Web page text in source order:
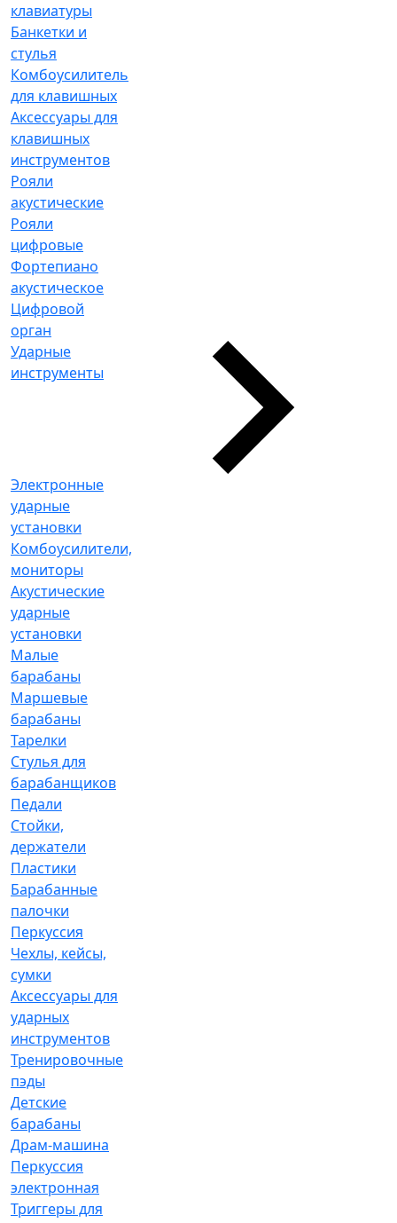
клавиатуры
Банкетки и
стулья
Комбоусилитель
для клавишных
Аксессуары для
клавишных
инструментов
Рояли
акустические
Рояли
цифровые
Фортепиано
акустическое
Цифровой
орган
Ударные
инструменты
Электронные
ударные
установки
Комбоусилители,
мониторы
Акустические
ударные
установки
Малые
барабаны
Маршевые
барабаны
Тарелки
Стулья для
барабанщиков
Педали
Стойки,
держатели
Пластики
Барабанные
палочки
Перкуссия
Чехлы, кейсы,
сумки
Аксессуары для
ударных
инструментов
Тренировочные
пэды
Детские
барабаны
Драм-машина
Перкуссия
электронная
Триггеры для